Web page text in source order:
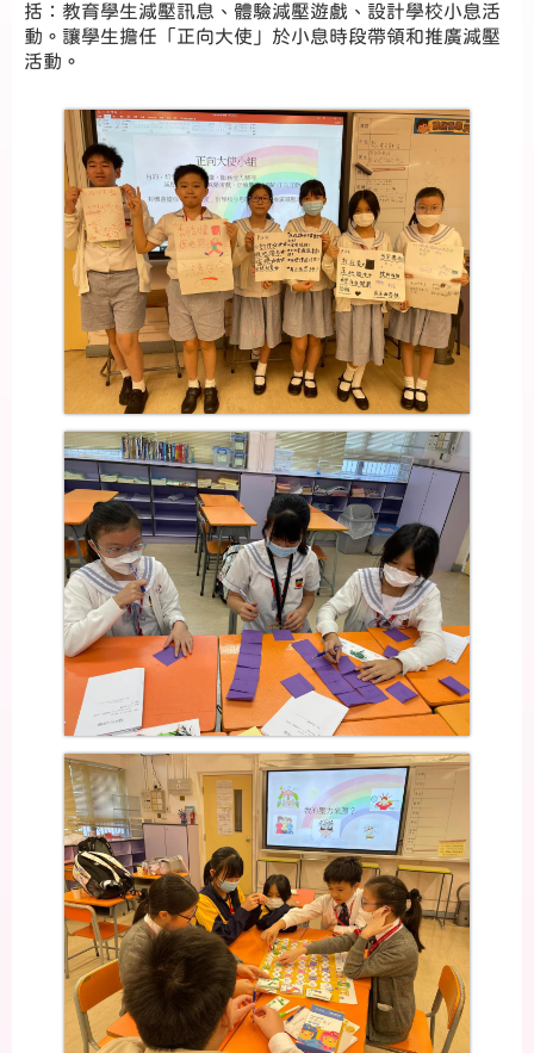
括：教育學生減壓訊息、體驗減壓遊戲、設計學校小息活
動。讓學生擔任「正向大使」於小息時段帶領和推廣減壓
活動。